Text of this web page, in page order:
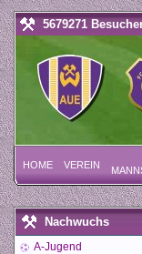
5679271
HOME VEREIN
Nachwuchs
A-Jugend